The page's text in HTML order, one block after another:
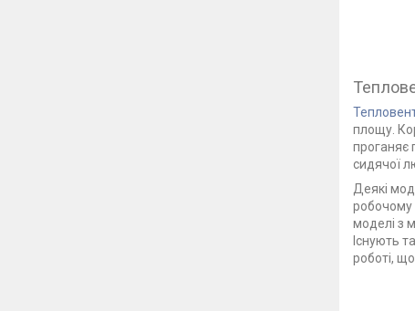
площу.
проганяє
сидячої
Деякі
робочому
моделі з
Існують
роботі,